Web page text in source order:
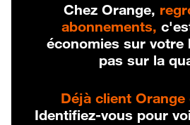
Chez Orange,
abonnements,
économies sur votre
pas sur la
Déjà client Orange
Identifiez-vous pour